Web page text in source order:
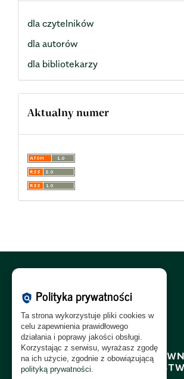
dla czytelników
dla autorów
dla bibliotekarzy
Aktualny numer
Polityka Prywatności:PL
Polityka RODO:PL|EN
policy Polityka prywatności
Ta strona wykorzystuje pliki cookies w
celu zapewnienia prawidłowego
działania i poprawy jakości obsługi.
Korzystając z serwisu, wyrażasz zgodę
na ich użycie, zgodnie z obowiązującą
polityką prywatności